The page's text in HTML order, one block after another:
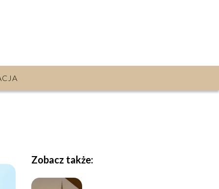
Zobacz także: